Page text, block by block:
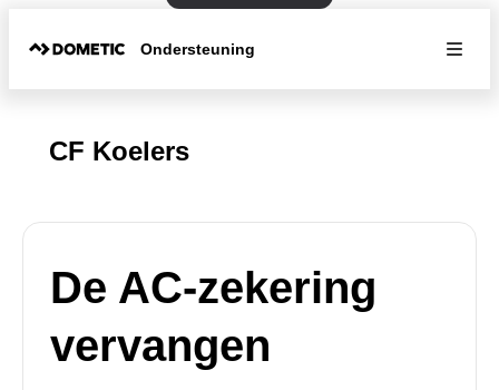
Ondersteuning
CF Koelers
De AC-zekering
vervangen